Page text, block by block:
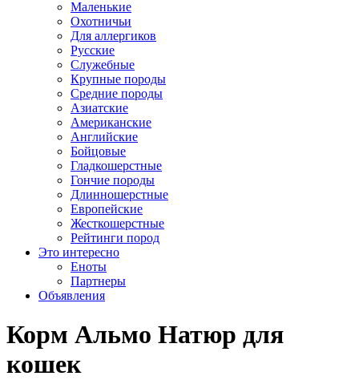
Маленькие
Охотничьи
Для аллергиков
Русские
Служебные
Крупные породы
Средние породы
Азиатские
Американские
Английские
Бойцовые
Гладкошерстные
Гончие породы
Длинношерстные
Европейские
Жесткошерстные
Рейтинги пород
Это интересно
Еноты
Партнеры
Объявления
Корм Альмо Натюр для
кошек